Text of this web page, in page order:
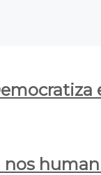
nos